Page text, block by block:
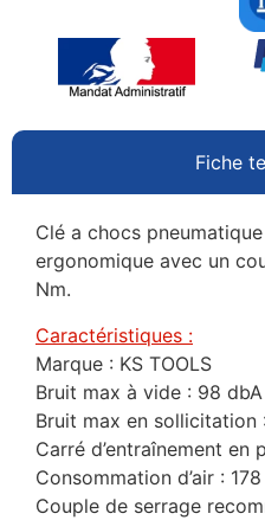
Fiche
Clé a chocs
ergonomique avec un
Nm.
Caractéristiques :
Marque : KS TOOLS
Bruit max à vide : 98 dbA
Bruit max en sollicitation
Carré d’entraînement en
Consommation d’air :
Couple de serrage